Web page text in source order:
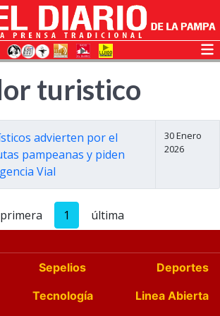
turistico
advierten por el
pampeanas y piden
Vial
30 Enero
2026
primera 1 última
Sepelios
Deportes
Tecnología
Linea Abierta